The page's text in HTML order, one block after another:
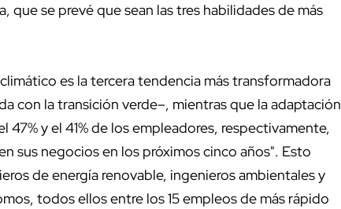
se prevé que sean las tres habilidades de más
es la tercera tendencia más transformadora
con la transición verde–, mientras que la adaptación
y el 41% de los empleadores, respectivamente,
sus negocios en los próximos cinco años". Esto
de energía renovable, ingenieros ambientales y
todos ellos entre los 15 empleos de más rápido